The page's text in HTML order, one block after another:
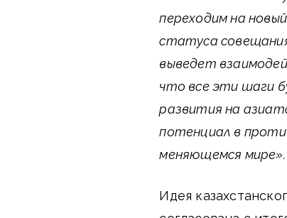
переходим на
статуса
выведет
что все эти шаги
развития на
потенциал в
меняющемся мире».
Идея